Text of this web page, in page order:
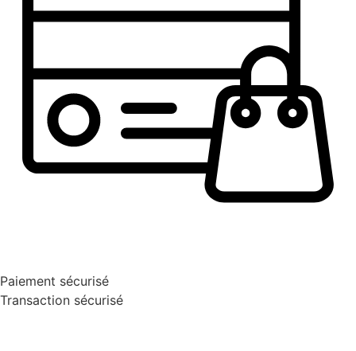
Paiement sécurisé
Transaction sécurisé